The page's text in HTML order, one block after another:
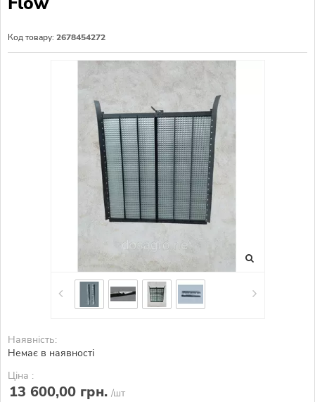
Код товару: 2678454272
Наявність:
Немає в наявності
Ціна :
13 600,00 грн. /шт